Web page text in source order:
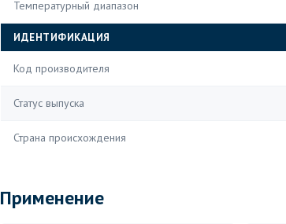
Температурный диапазон
ИДЕНТИФИКАЦИЯ
Код производителя
Статус выпуска
Страна происхождения
Применение